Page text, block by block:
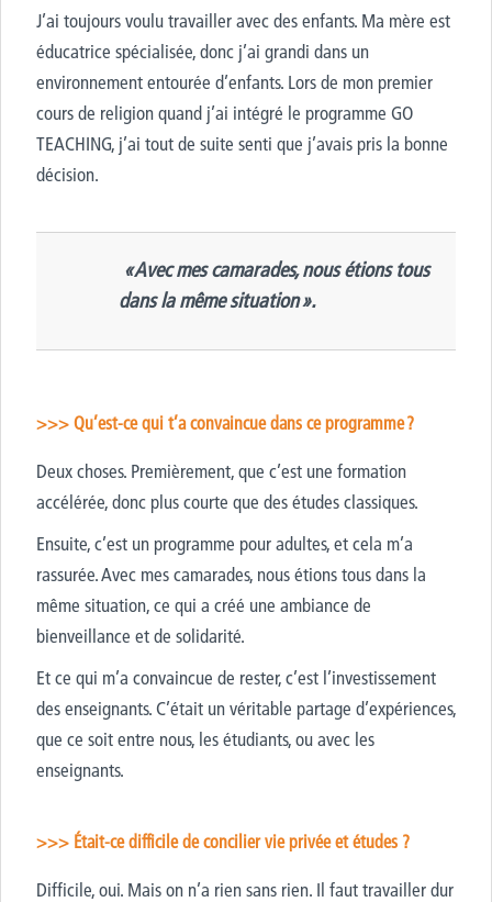
J’ai toujours voulu travailler avec des enfants. Ma mère est
éducatrice spécialisée, donc j’ai grandi dans un
environnement entourée d’enfants. Lors de mon premier
cours de religion quand j’ai intégré le programme GO
TEACHING, j’ai tout de suite senti que j’avais pris la bonne
décision.
« Avec mes camarades, nous étions tous
dans la même situation ».
>>> Qu’est-ce qui t’a convaincue dans ce programme ?
Deux choses. Premièrement, que c’est une formation
accélérée, donc plus courte que des études classiques.
Ensuite, c’est un programme pour adultes, et cela m’a
rassurée. Avec mes camarades, nous étions tous dans la
même situation, ce qui a créé une ambiance de
bienveillance et de solidarité.
Et ce qui m’a convaincue de rester, c’est l’investissement
des enseignants. C’était un véritable partage d’expériences,
que ce soit entre nous, les étudiants, ou avec les
enseignants.
>>> Était-ce difficile de concilier vie privée et études ?
Difficile, oui. Mais on n’a rien sans rien. Il faut travailler dur